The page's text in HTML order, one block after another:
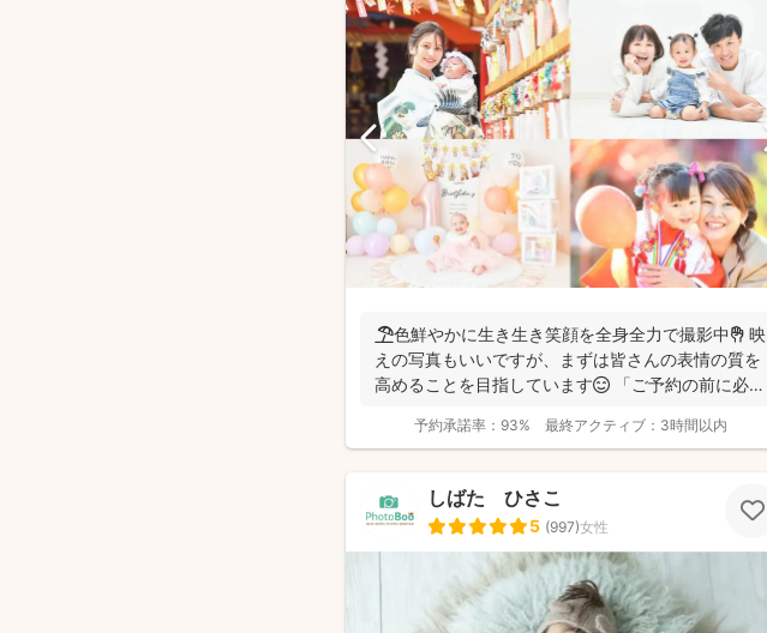
🏖️色鮮やかに生き生き笑顔を全身全力で撮影中✊ 映
えの写真もいいですが、まずは皆さんの表情の質を
高めることを目指しています😊 「ご予約の前に必ず
予約承諾率： 93% 最終アクティブ： 3時間以内
しばた ひさこ
5 (997)女性